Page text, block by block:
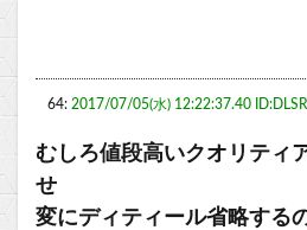
64: 2017/07/05(水) 12:22:37.40
むしろ値段高いクオリティ
せ
変にディティール省略する